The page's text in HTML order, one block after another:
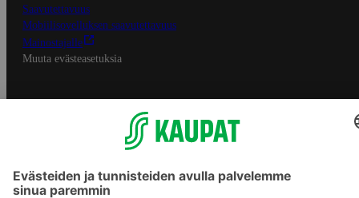
Saavutettavuus
Mobiilisovelluksen saavutettavuus
Mainostajalle
Muuta evästeasetuksia
S-ryhmän palvelut
Asiakasomistajuus